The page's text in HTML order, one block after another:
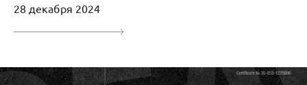
28 декабря 2024